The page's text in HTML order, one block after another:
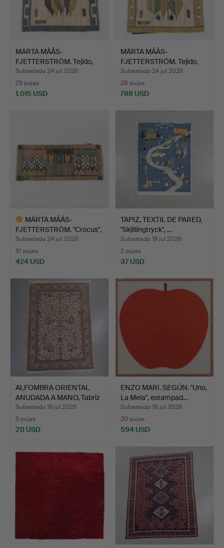
MÄRTA MÅÅS-
FJETTERSTRÖM. Tejido,
"Blomlapp…
Subastado 24 jul 2026
29 pujas
1.015 USD
MÄRTA MÅÅS-
FJETTERSTRÖM. Tejido,
Blomlapp,…
Subastado 24 jul 2026
28 pujas
788 USD
MÄRTA MÅÅS-
FJETTERSTRÖM. "Crocus",
tejido,…
Subastado 24 jul 2026
10 pujas
424 USD
seleccionado
TAPIZ, TEXTIL DE PARED,
"Skjillingtryck", …
Subastado 19 jul 2026
2 pujas
37 USD
ALFOMBRA ORIENTAL
ANUDADA A MANO, Tabriz
c…
Subastado 19 jul 2026
5 pujas
211 USD
ENZO MARI. SEGÚN. "Uno,
La Mela", estampad…
Subastado 18 jul 2026
20 pujas
594 USD